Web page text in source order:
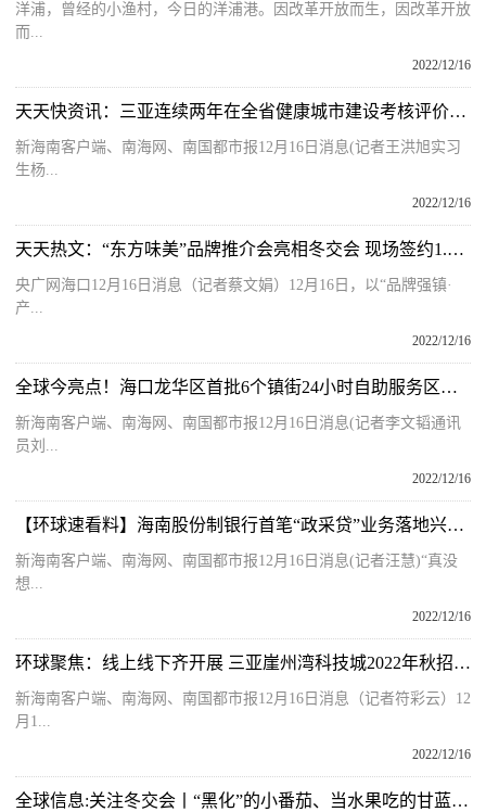
洋浦，曾经的小渔村，今日的洋浦港。因改革开放而生，因改革开放
而...
2022/12/16
天天快资讯：三亚连续两年在全省健康城市建设考核评价中获第一
新海南客户端、南海网、南国都市报12月16日消息(记者王洪旭实习
生杨...
2022/12/16
天天热文：“东方味美”品牌推介会亮相冬交会 现场签约1.1亿元
央广网海口12月16日消息（记者蔡文娟）12月16日，以“品牌强镇·
产...
2022/12/16
全球今亮点！海口龙华区首批6个镇街24小时自助服务区全面启用
新海南客户端、南海网、南国都市报12月16日消息(记者李文韬通讯
员刘...
2022/12/16
【环球速看料】海南股份制银行首笔“政采贷”业务落地兴业银行海口分行
新海南客户端、南海网、南国都市报12月16日消息(记者汪慧)“真没
想...
2022/12/16
环球聚焦：线上线下齐开展 三亚崖州湾科技城2022年秋招宣讲受关注
新海南客户端、南海网、南国都市报12月16日消息（记者符彩云）12
月1...
2022/12/16
全球信息:关注冬交会丨“黑化”的小番茄、当水果吃的甘蓝……奇特农作物亮相乐东馆